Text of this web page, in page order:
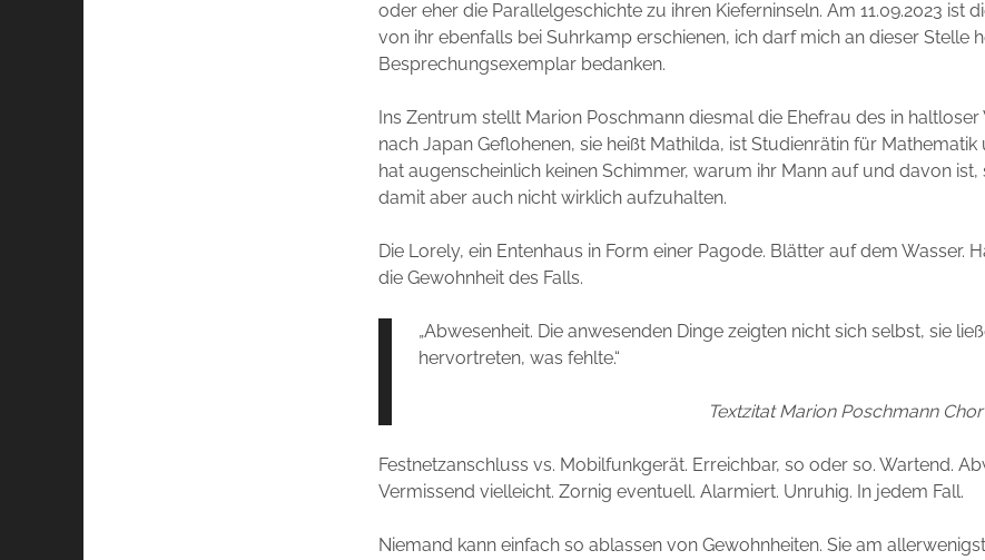
oder eher die Parallelgeschichte zu ihren Kieferninseln. Am 11.09.2023 ist
von ihr ebenfalls bei Suhrkamp erschienen, ich darf mich an dieser Stelle
Besprechungsexemplar bedanken.
Ins Zentrum stellt Marion Poschmann diesmal die Ehefrau des in
nach Japan Geflohenen, sie heißt Mathilda, ist Studienrätin für Mathematik
hat augenscheinlich keinen Schimmer, warum ihr Mann auf und davon ist,
damit aber auch nicht wirklich aufzuhalten.
Die Lorely, ein Entenhaus in Form einer Pagode. Blätter auf dem Wasser.
die Gewohnheit des Falls.
„Abwesenheit. Die anwesenden Dinge zeigten nicht sich selbst, sie
hervortreten, was fehlte.“
Textzitat Marion Poschmann
Festnetzanschluss vs. Mobilfunkgerät. Erreichbar, so oder so. Wartend.
Vermissend vielleicht. Zornig eventuell. Alarmiert. Unruhig. In jedem Fall.
Niemand kann einfach so ablassen von Gewohnheiten. Sie am